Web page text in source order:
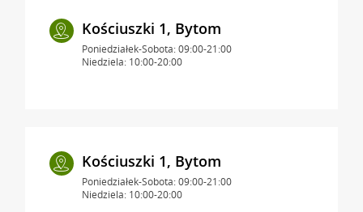
Kościuszki 1, Bytom
Poniedziałek-Sobota: 09:00-21:00
Niedziela: 10:00-20:00
Kościuszki 1, Bytom
Poniedziałek-Sobota: 09:00-21:00
Niedziela: 10:00-20:00